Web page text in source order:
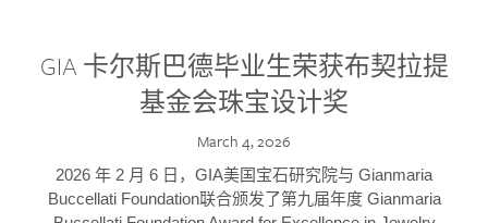
GIA 卡尔斯巴德毕业生荣获布契拉提
基金会珠宝设计奖
March 4, 2026
2026 年 2 月 6 日，GIA美国宝石研究院与 Gianmaria
Buccellati Foundation联合颁发了第九届年度 Gianmaria